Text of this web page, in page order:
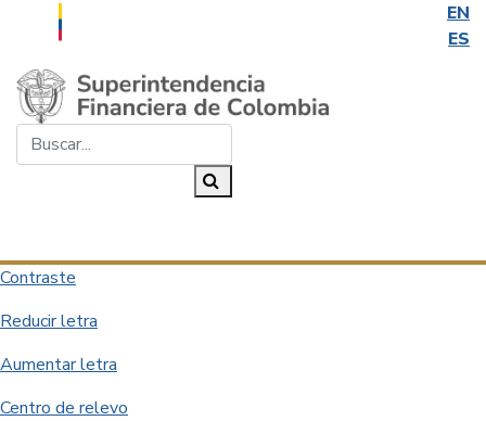
EN
ES
Saltar al contenido principal
Contraste
Reducir letra
Aumentar letra
Centro de relevo